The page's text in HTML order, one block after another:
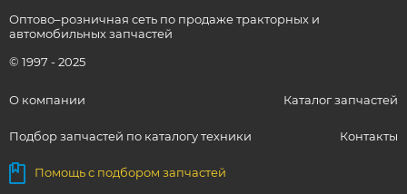
Оптово–розничная сеть по продаже тракторных и
автомобильных запчастей
© 1997 - 2025
О компании Каталог запчастей
Подбор запчастей по каталогу техники Контакты
Помощь с подбором запчастей